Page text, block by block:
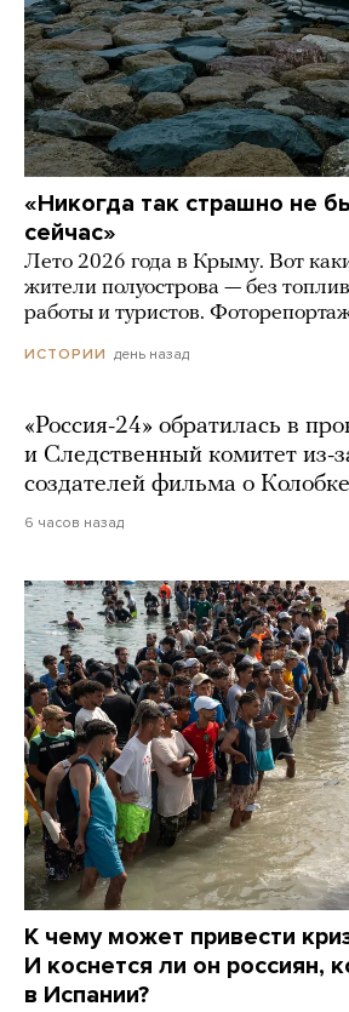
«Никогда так страшно не
сейчас»
Лето 2026 года в Крыму. Вот
жители полуострова — без
работы и туристов.
ИСТОРИИ день назад
«Россия-24» обратилась в
и Следственный комитет из-
создателей фильма о Колобке
6 часов назад
К чему может привести
И коснется ли он россиян,
в Испании?